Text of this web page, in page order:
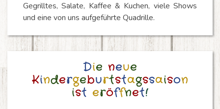
Gegrilltes, Salate, Kaffee & Kuchen, viele Shows
und eine von uns aufgeführte Quadrille.
NEUE
IST
Die neue
Kindergeburtstagssaison
ist eröffnet!